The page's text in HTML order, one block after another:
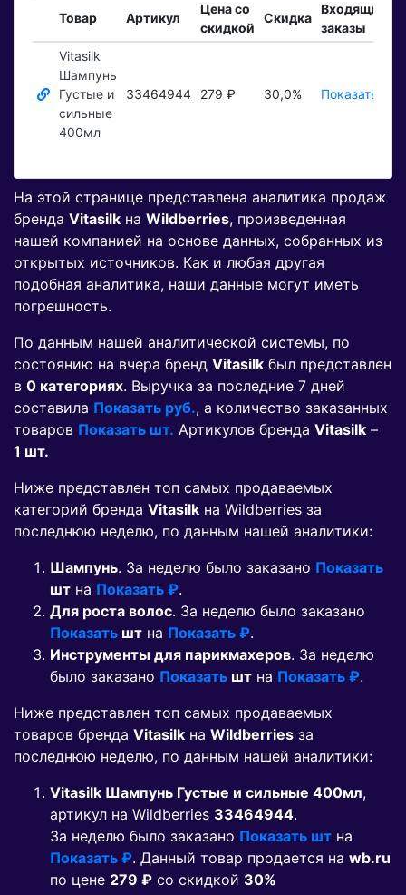
Товар Артикул
Цена со
скидкой
Скидка
Входящие
заказы
Vitasilk
Шампунь
Густые и
сильные
400мл
33464944 279 ₽ 30,0% Показать ₽
На этой странице представлена аналитика продаж
бренда Vitasilk на Wildberries, произведенная
нашей компанией на основе данных, собранных из
открытых источников. Как и любая другая
подобная аналитика, наши данные могут иметь
погрешность.
По данным нашей аналитической системы, по
состоянию на вчера бренд Vitasilk был представлен
в 0 категориях. Выручка за последние 7 дней
составила Показать руб., а количество заказанных
товаров Показать шт. Артикулов бренда Vitasilk –
1 шт.
Ниже представлен топ самых продаваемых
категорий бренда Vitasilk на Wildberries за
последнюю неделю, по данным нашей аналитики:
Шампунь. За неделю было заказано Показать
шт на Показать ₽.
Для роста волос. За неделю было заказано
Показать шт на Показать ₽.
Инструменты для парикмахеров. За неделю
было заказано Показать шт на Показать ₽.
Ниже представлен топ самых продаваемых
товаров бренда Vitasilk на Wildberries за
последнюю неделю, по данным нашей аналитики:
Vitasilk Шампунь Густые и сильные 400мл,
артикул на Wildberries 33464944.
За неделю было заказано Показать шт на
Показать ₽. Данный товар продается на wb.ru
по цене 279 ₽ co скидкой 30%